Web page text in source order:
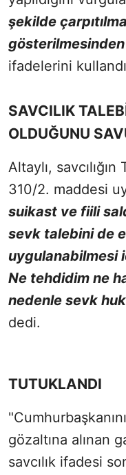
şekilde
ifadelerini
SAVCILIK
OLDUĞUNU
Altaylı,
310/2. maddesi
suikast ve fiili
sevk talebini de
uygulanabilmesi
Ne tehdidim ne
nedenle sevk
dedi.
TUTUKLANDI
gözaltına alınan
savcılık ifadesi